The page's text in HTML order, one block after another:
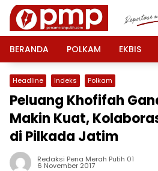
Langsung
konten
BERANDA
POLKAM EKBIS
Headline Indeks Polkam
Peluang Khofifah
Makin Kuat,
di Pilkada Jatim
Redaksi Pena Merah Putih 01
6 November 2017